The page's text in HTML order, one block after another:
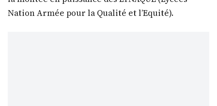
Nation Armée pour la Qualité et l’Equité).